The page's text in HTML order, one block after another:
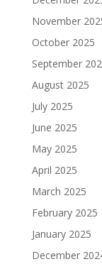
November
October 2025
September
August 2025
July 2025
June 2025
May 2025
April 2025
March 2025
February 2025
January 2025
December